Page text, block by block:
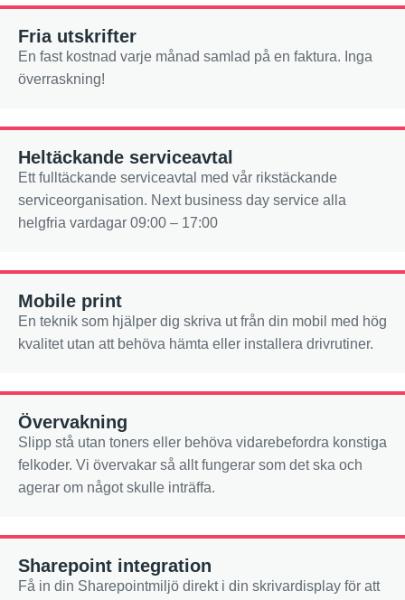
Fria utskrifter
En fast kostnad varje månad samlad på en faktura. Inga
överraskning!
Heltäckande serviceavtal
Ett fulltäckande serviceavtal med vår rikstäckande
serviceorganisation. Next business day service alla
helgfria vardagar 09:00 – 17:00
Mobile print
En teknik som hjälper dig skriva ut från din mobil med hög
kvalitet utan att behöva hämta eller installera drivrutiner.
Övervakning
Slipp stå utan toners eller behöva vidarebefordra konstiga
felkoder. Vi övervakar så allt fungerar som det ska och
agerar om något skulle inträffa.
Sharepoint integration
Få in din Sharepointmiljö direkt i din skrivardisplay för att